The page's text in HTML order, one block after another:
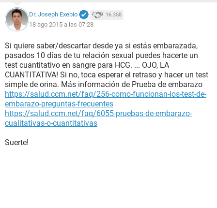
Dr. Joseph Exebio 16.358
18 ago 2015 a las 07:28
Si quiere saber/descartar desde ya si estás embarazada,
pasados 10 días de tu relación sexual puedes hacerte un
test cuantitativo en sangre para HCG. ... OJO, LA
CUANTITATIVA! Si no, toca esperar el retraso y hacer un test
simple de orina. Más información de Prueba de embarazo
https://salud.ccm.net/faq/256-como-funcionan-los-test-de-
embarazo-preguntas-frecuentes
https://salud.ccm.net/faq/6055-pruebas-de-embarazo-
cualitativas-o-cuantitativas
Suerte!